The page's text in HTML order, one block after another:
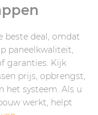
beste deal, omdat
paneelkwaliteit,
garanties. Kijk
prijs, opbrengst,
het systeem. Als u
werkt, helpt